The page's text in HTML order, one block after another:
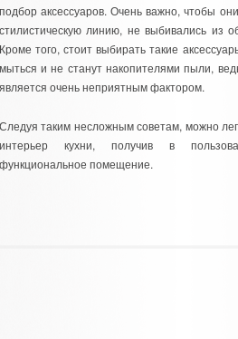
аксессуаров. Очень важно, чтобы
линию, не выбивались из
того, стоит выбирать такие
и не станут накопителями пыли,
очень неприятным фактором.
таким несложным советам, можно
кухни, получив в
помещение.